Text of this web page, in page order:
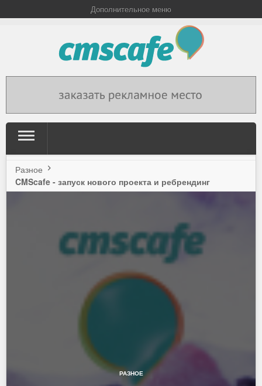
Дополнительное меню
Разное
CMScafe - запуск нового проекта и ребрендинг
РАЗНОЕ